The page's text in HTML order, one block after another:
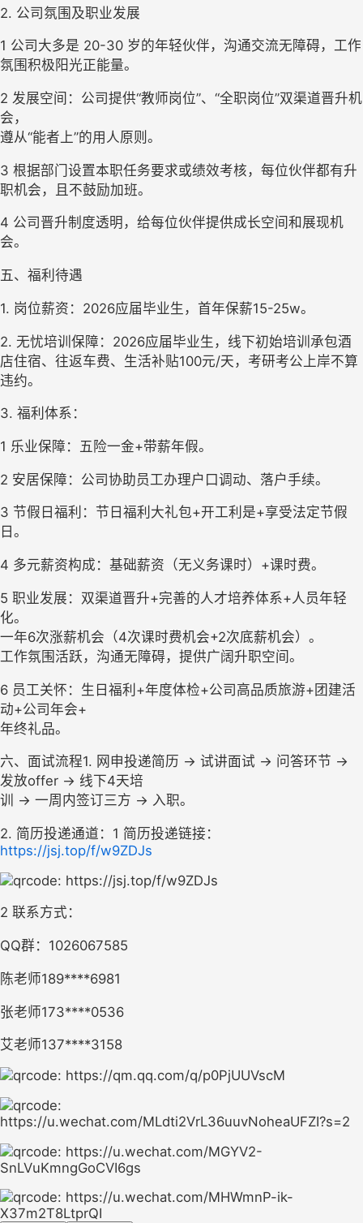
2. 公司氛围及职业发展
1 公司大多是 20-30 岁的年轻伙伴，沟通交流无障碍，工作
氛围积极阳光正能量。
2 发展空间：公司提供“教师岗位”、“全职岗位”双渠道晋升机
会，
遵从“能者上”的用人原则。
3 根据部门设置本职任务要求或绩效考核，每位伙伴都有升
职机会，且不鼓励加班。
4 公司晋升制度透明，给每位伙伴提供成长空间和展现机
会。
五、福利待遇
1. 岗位薪资：2026应届毕业生， 首年保薪15-25w。
2. 无忧培训 保障：2026应届毕业生，线下初始培训承包酒
店住宿、往返车费、生活补贴100元/天，考研考公上岸不算
违约。
3. 福利体系：
1 乐业保障： 五险一金+带薪年假。
2 安居保障：公司协助员工办理户口调动、落户手续。
3 节假日福利：节日福利大礼包+开工利是+享受法定节假
日。
4 多元薪资构成：基础薪资（无义务课时）+课时费。
5 职业发展：双渠道晋升+完善的人才培养体系+人员年轻
化。
一年6次涨薪机会 （4次课时费机会+2次底薪机会）。
工作氛围活跃，沟通无障碍，提供广阔升职空间。
6 员工关怀：生日福利+年度体检+公司高品质旅游+团建活
动+公司年会+
年终礼品。
六、面试流程1. 网申投递简历 → 试讲面试 → 问答环节 →
发放offer → 线下4天培
训 → 一周内签订三方 → 入职。
2. 简历投递通道： 1 简历投递链接：
https://jsj.top/f/w9ZDJs
2 联系方式：
QQ群：1026067585
陈老师189****6981
张老师173****0536
艾老师137****3158